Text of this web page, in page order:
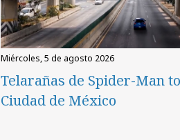
miércoles, 5 de agosto 2026
Telarañas de Spider-Man
Ciudad de México